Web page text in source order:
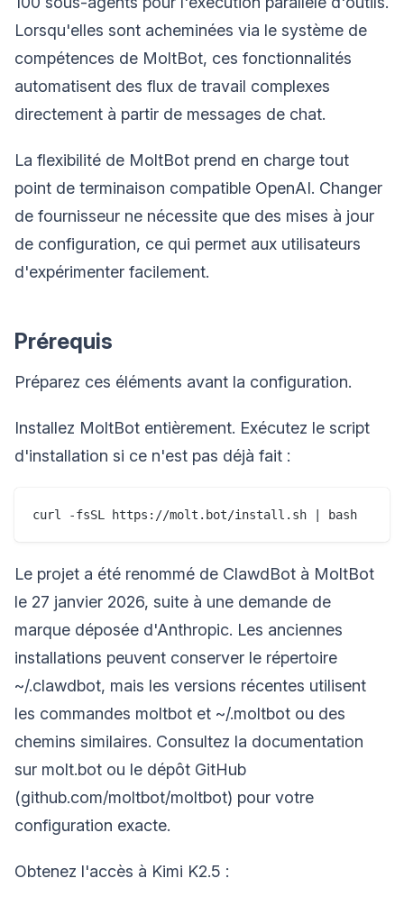
Lorsqu'elles sont acheminées via le système de
compétences de MoltBot, ces fonctionnalités
automatisent des flux de travail complexes
directement à partir de messages de chat.
La flexibilité de MoltBot prend en charge tout
point de terminaison compatible OpenAI. Changer
de fournisseur ne nécessite que des mises à jour
de configuration, ce qui permet aux utilisateurs
d'expérimenter facilement.
Prérequis
Préparez ces éléments avant la configuration.
Installez MoltBot entièrement. Exécutez le script
d'installation si ce n'est pas déjà fait :
Le projet a été renommé de ClawdBot à MoltBot
le 27 janvier 2026, suite à une demande de
marque déposée d'Anthropic. Les anciennes
installations peuvent conserver le répertoire
~/.clawdbot, mais les versions récentes utilisent
les commandes moltbot et ~/.moltbot ou des
chemins similaires. Consultez la documentation
sur molt.bot ou le dépôt GitHub
(github.com/moltbot/moltbot) pour votre
configuration exacte.
Obtenez l'accès à Kimi K2.5 :